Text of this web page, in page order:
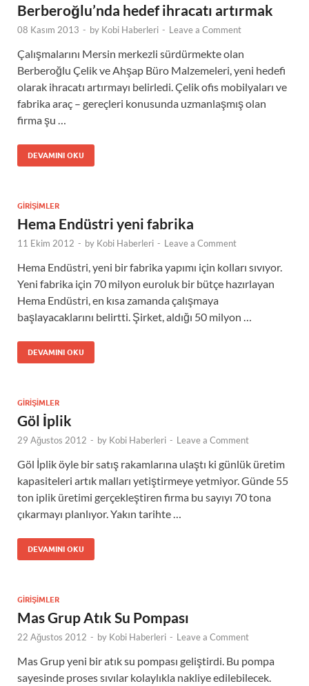
Berberoğlu’nda hedef ihracatı artırmak
08 Kasım 2013 - by Kobi Haberleri - Leave a Comment
Çalışmalarını Mersin merkezli sürdürmekte olan
Berberoğlu Çelik ve Ahşap Büro Malzemeleri, yeni hedefi
olarak ihracatı artırmayı belirledi. Çelik ofis mobilyaları ve
fabrika araç – gereçleri konusunda uzmanlaşmış olan
firma şu …
DEVAMINI OKU
GIRIŞIMLER
Hema Endüstri yeni fabrika
11 Ekim 2012 - by Kobi Haberleri - Leave a Comment
Hema Endüstri, yeni bir fabrika yapımı için kolları sıvıyor.
Yeni fabrika için 70 milyon euroluk bir bütçe hazırlayan
Hema Endüstri, en kısa zamanda çalışmaya
başlayacaklarını belirtti. Şirket, aldığı 50 milyon …
DEVAMINI OKU
GIRIŞIMLER
Göl İplik
29 Ağustos 2012 - by Kobi Haberleri - Leave a Comment
Göl İplik öyle bir satış rakamlarına ulaştı ki günlük üretim
kapasiteleri artık malları yetiştirmeye yetmiyor. Günde 55
ton iplik üretimi gerçekleştiren firma bu sayıyı 70 tona
çıkarmayı planlıyor. Yakın tarihte …
DEVAMINI OKU
GIRIŞIMLER
Mas Grup Atık Su Pompası
22 Ağustos 2012 - by Kobi Haberleri - Leave a Comment
Mas Grup yeni bir atık su pompası geliştirdi. Bu pompa
sayesinde proses sıvılar kolaylıkla nakliye edilebilecek.